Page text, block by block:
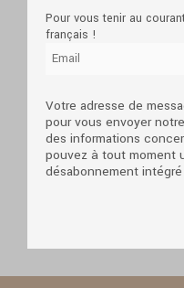
Pour vous tenir au
français !
Votre adresse de
pour vous envoyer
des informations
pouvez à tout moment
désabonnement